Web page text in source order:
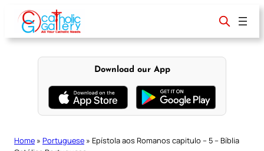
content
Download our App
Home » Portuguese » Epístola aos Romanos capitulo – 5 – Bíblia